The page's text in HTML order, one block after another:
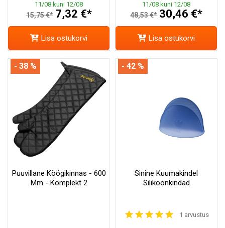
11/08 kuni 12/08
15,75 €* 7,32 €*
Lisa ostukorvi
11/08 kuni 12/08
48,53 €* 30,46 €*
Lisa ostukorvi
Puuvillane Köögikinnas - 600
Mm - Komplekt 2
- 38 %
Sinine Kuumakindel
Silikoonkindad
1 arvustus
- 42 %